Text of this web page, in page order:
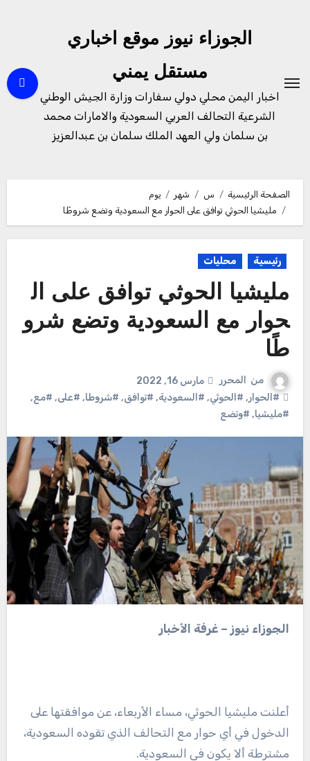
الجوزاء نيوز موقع اخباري
مستقل يمني
اخبار اليمن محلي دولي سفارات وزارة الجيش الوطني
الشرعية التحالف العربي السعودية والامارات محمد
بن سلمان ولي العهد الملك سلمان بن عبدالعزيز
الصفحة الرئيسية س شهر
يوم
مليشيا الحوثي توافق على الحوار مع السعودية وتضع شروطًا
رئيسية محليات
مليشيا الحوثي توافق على ال
حوار مع السعودية وتضع شرو
طًا
من المحرر
مارس 16, 2022
#الحوار, #الحوثي, #السعودية, #توافق, #شروطا, #على, #مع,
#مليشيا, #وتضع
الجوزاء نيوز – غرفة الأخبار
أعلنت مليشيا الحوثي، مساء الأربعاء، عن موافقتها على
الدخول في أي حوار مع التحالف الذي تقوده السعودية،
مشترطة ألا يكون في السعودية.